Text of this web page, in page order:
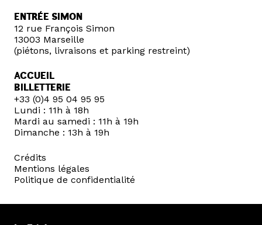
ENTRÉE SIMON
12 rue François Simon
13003 Marseille
(piétons, livraisons et parking restreint)
ACCUEIL
BILLETTERIE
+33 (0)4 95 04 95 95
Lundi : 11h à 18h
Mardi au samedi : 11h à 19h
Dimanche : 13h à 19h
Crédits
Mentions légales
Politique de confidentialité